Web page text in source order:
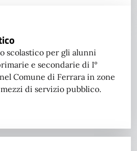
scolastico per gli alunni
e secondarie di I°
Comune di Ferrara in zone
di servizio pubblico.